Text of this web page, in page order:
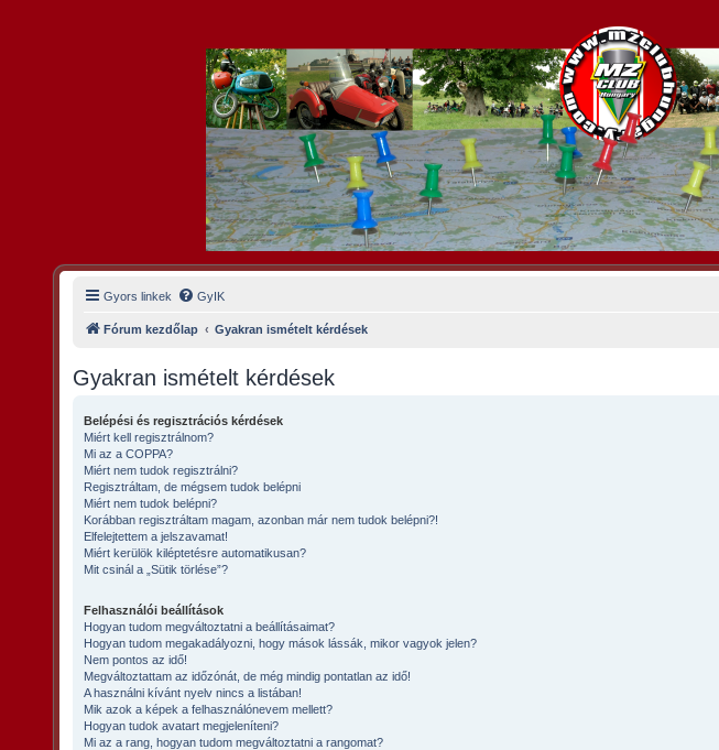
Gyors linkek GyIK
Fórum kezdőlap Gyakran ismételt kérdések
Gyakran ismételt kérdések
Belépési és regisztrációs kérdések
Miért kell regisztrálnom?
Mi az a COPPA?
Miért nem tudok regisztrálni?
Regisztráltam, de mégsem tudok belépni
Miért nem tudok belépni?
Korábban regisztráltam magam, azonban már nem tudok belépni?!
Elfelejtettem a jelszavamat!
Miért kerülök kiléptetésre automatikusan?
Mit csinál a „Sütik törlése”?
Felhasználói beállítások
Hogyan tudom megváltoztatni a beállításaimat?
Hogyan tudom megakadályozni, hogy mások lássák, mikor vagyok jelen?
Nem pontos az idő!
Megváltoztattam az időzónát, de még mindig pontatlan az idő!
A használni kívánt nyelv nincs a listában!
Mik azok a képek a felhasználónevem mellett?
Hogyan tudok avatart megjeleníteni?
Mi az a rang, hogyan tudom megváltoztatni a rangomat?